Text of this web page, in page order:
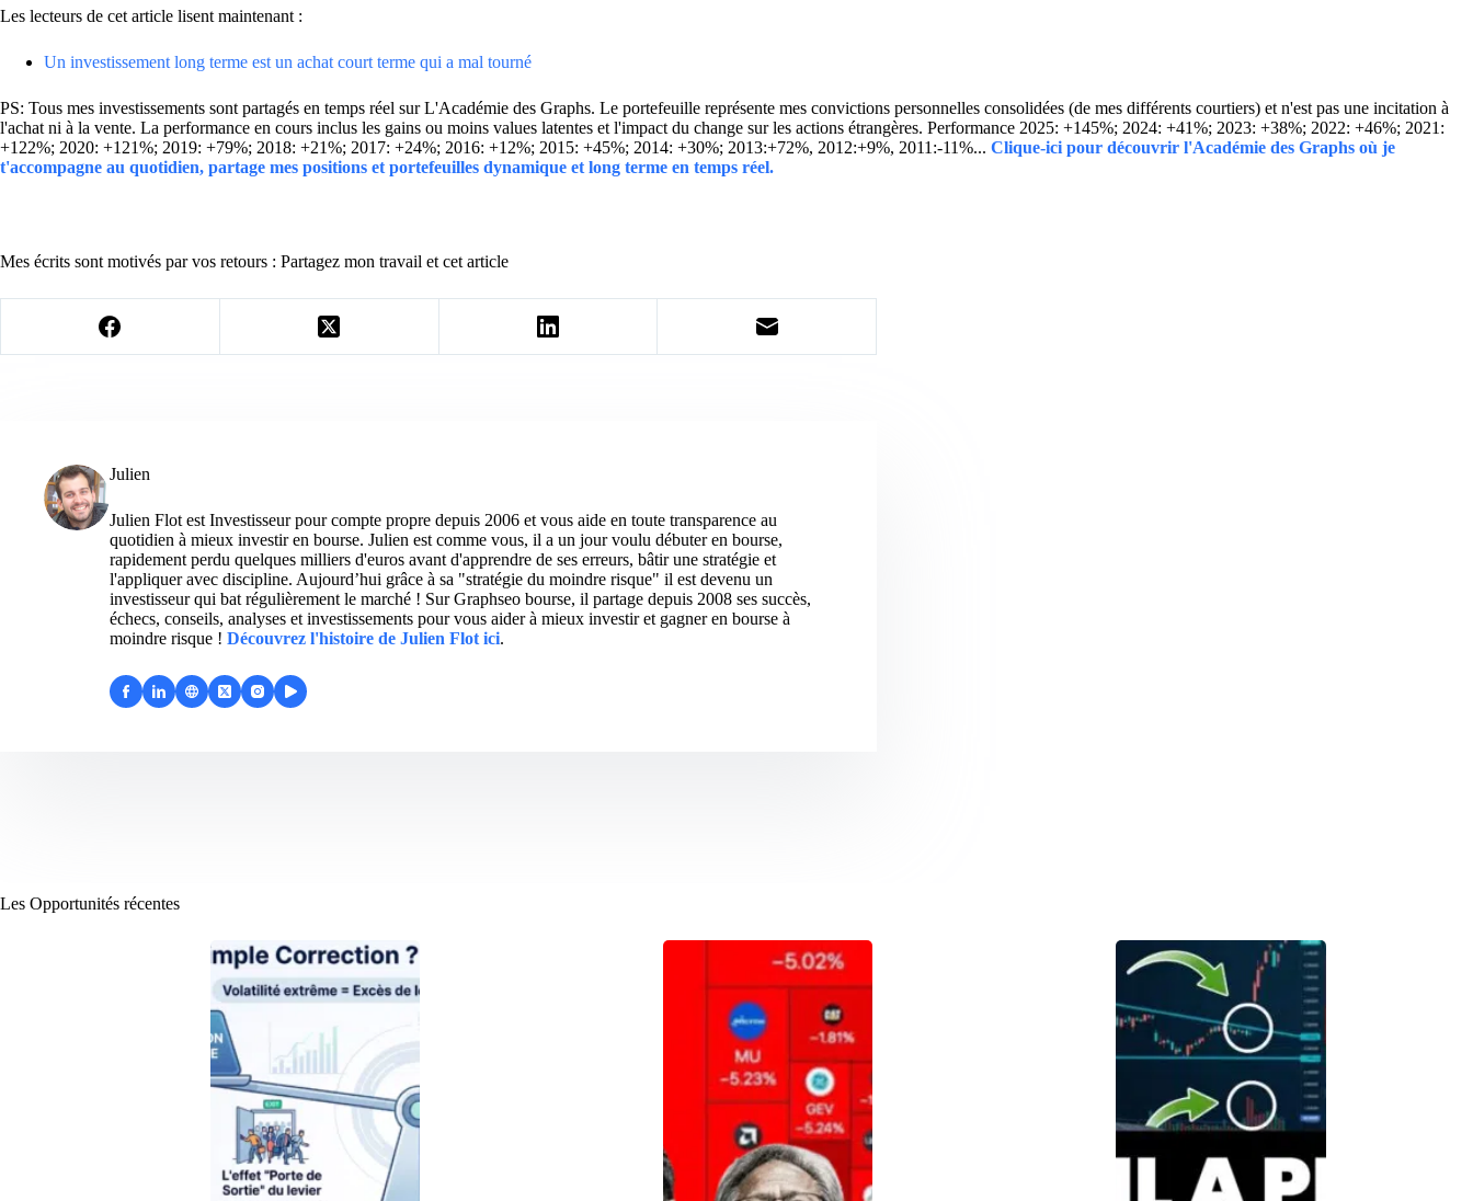
Les lecteurs de cet article lisent maintenant :
Un investissement long terme est un achat court terme qui a mal tourné
PS: Tous mes investissements sont partagés en temps réel sur L'Académie des Graphs. Le portefeuille représente mes convictions personnelles consolidées (de mes différents courtiers) et n'est pas une incitation à
l'achat ni à la vente. La performance en cours inclus les gains ou moins values latentes et l'impact du change sur les actions étrangères. Performance 2025: +145%; 2024: +41%; 2023: +38%; 2022: +46%; 2021:
+122%; 2020: +121%; 2019: +79%; 2018: +21%; 2017: +24%; 2016: +12%; 2015: +45%; 2014: +30%; 2013:+72%, 2012:+9%, 2011:-11%... Clique-ici pour découvrir l'Académie des Graphs où je
t'accompagne au quotidien, partage mes positions et portefeuilles dynamique et long terme en temps réel.
Mes écrits sont motivés par vos retours : Partagez mon travail et cet article
Julien
Julien Flot est Investisseur pour compte propre depuis 2006 et vous aide en toute transparence au
quotidien à mieux investir en bourse. Julien est comme vous, il a un jour voulu débuter en bourse,
rapidement perdu quelques milliers d'euros avant d'apprendre de ses erreurs, bâtir une stratégie et
l'appliquer avec discipline. Aujourd’hui grâce à sa "stratégie du moindre risque" il est devenu un
investisseur qui bat régulièrement le marché ! Sur Graphseo bourse, il partage depuis 2008 ses succès,
échecs, conseils, analyses et investissements pour vous aider à mieux investir et gagner en bourse à
moindre risque ! Découvrez l'histoire de Julien Flot ici.
Les Opportunités récentes